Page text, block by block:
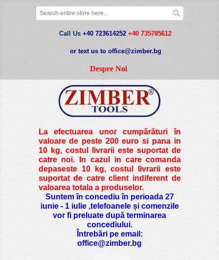
Call Us +40 723614252 +40 735785612
or text us to office@zimber.bg
Despre Noi
La efectuarea unor cumpărături în
valoare de peste200 euro si pana in
10 kg, costul livrarii este suportat de
catre noi. In cazul in care comanda
depaseste 10 kg, costul livrarii este
suportat de catre client indiferent de
valoarea totala a produselor.
Suntem în concediu în perioada 27
iunie - 1 iulie ,telefoanele și comenzile
vor fi preluate după terminarea
concediului.
Întrebări pe email:
office@zimber.bg